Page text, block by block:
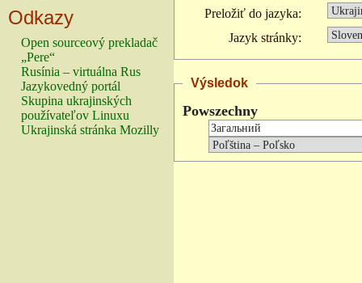
Odkazy
Open sourceový prekladač
„Pere“
Rusínia – virtuálna Rus
Jazykovedný portál
Skupina ukrajinských
používateľov Linuxu
Ukrajinská stránka Mozilly
Preložiť do jazyka:
Jazyk stránky:
Výsledok
Powszechny